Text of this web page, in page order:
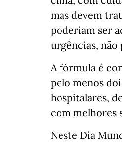
mas devem
poderiam ser
urgências, não
A fórmula é
pelo menos
hospitalares,
com melhores
Neste Dia